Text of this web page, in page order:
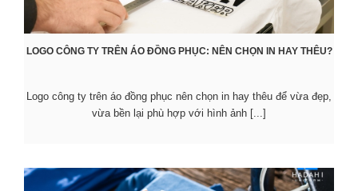
LOGO CÔNG TY TRÊN ÁO ĐỒNG PHỤC: NÊN CHỌN IN HAY THÊU?
Logo công ty trên áo đồng phục nên chọn in hay thêu để vừa đẹp,
vừa bền lại phù hợp với hình ảnh [...]